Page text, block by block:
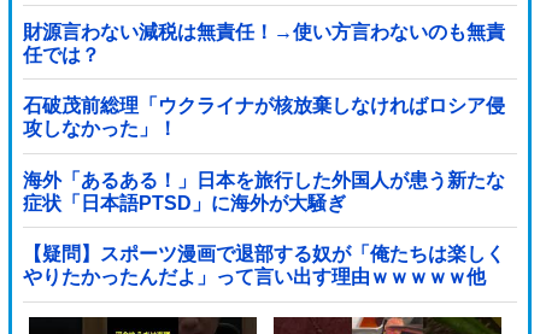
財源言わない減税は無責任！→使い方言わないのも無責
任では？
石破茂前総理「ウクライナが核放棄しなければロシア侵
攻しなかった」！
海外「あるある！」日本を旅行した外国人が患う新たな
症状「日本語PTSD」に海外が大騒ぎ
【疑問】スポーツ漫画で退部する奴が「俺たちは楽しく
やりたかったんだよ」って言い出す理由ｗｗｗｗｗ他